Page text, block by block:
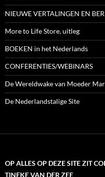
NIEUWE VERTALINGEN EN
More to Life Store, uitleg
BOEKEN in het Nederlands
CONFERENTIES/WEBINARS
De Wereldwake van Moeder
De Nederlandstalige Site
OP ALLES OP DEZE SITE ZIT
TINEKE VAN DER ZEE